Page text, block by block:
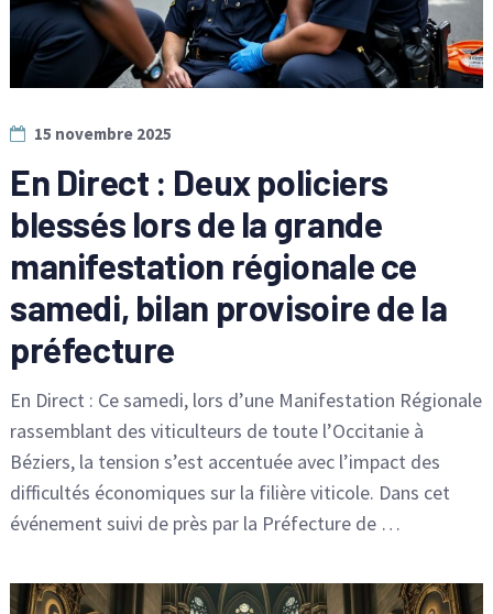
15 novembre 2025
En Direct : Deux policiers
blessés lors de la grande
manifestation régionale ce
samedi, bilan provisoire de la
préfecture
En Direct : Ce samedi, lors d’une Manifestation Régionale
rassemblant des viticulteurs de toute l’Occitanie à
Béziers, la tension s’est accentuée avec l’impact des
difficultés économiques sur la filière viticole. Dans cet
événement suivi de près par la Préfecture de …